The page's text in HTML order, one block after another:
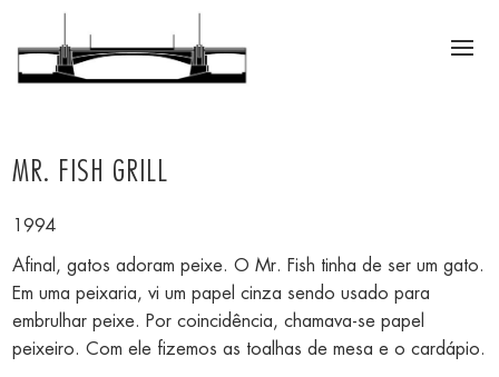
MR. FISH GRILL
1994
Afinal, gatos adoram peixe. O Mr. Fish tinha de ser um gato.
Em uma peixaria, vi um papel cinza sendo usado para
embrulhar peixe. Por coincidência, chamava-se papel
peixeiro. Com ele fizemos as toalhas de mesa e o cardápio.